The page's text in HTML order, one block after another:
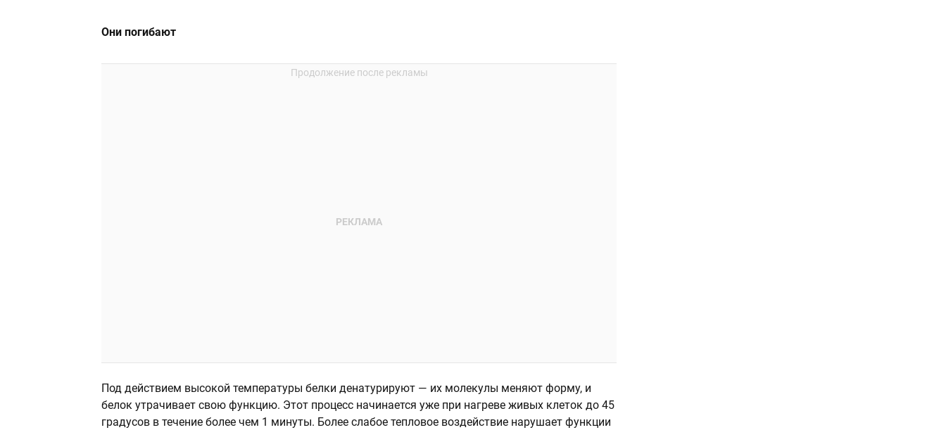
Они погибают
Под действием высокой температуры белки денатурируют — их молекулы меняют форму, и
белок утрачивает свою функцию. Этот процесс начинается уже при нагреве живых клеток до 45
градусов в течение более чем 1 минуты. Более слабое тепловое воздействие нарушает функции